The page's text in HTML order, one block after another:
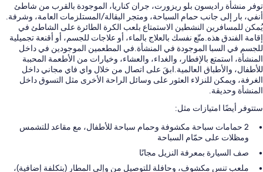
توفر منشأة راديسون بلو ريزورت، جران كناريا، الموجودة بالقرب من شاطئ
أنفي، بار إلى جانب حمام السباحة، ومتجر البقالة/المستلزمات العامة، وشرفة.
يُمكن للمسافرين النشطين الاستمتاع بلعب الكرة الطائرة على الشاطئ في
إقامة الفندق هذه.متّع نفسك بالعلاج بالماء، أو علاجات للجسم، أو أقنعة تجميلية
للجسم في السبا الموجودة في المنشأة.في المطعمين الموجودين في داخل
المنشأة، استمتع بالإفطار، والغداء، والعشاء، وخيارات من الأطعمة المحببة
للأطفال، والأطباق العالمية.ابقَ على اتصال من خلال واي فاي مجاني داخل
الغرفة، ويمكن للنزلاء العثور على وسائل الراحة الأخرى مثل التسوق داخل
المنشأة وحديقة.
ستتوفر أيضًا امتيازات مثل:
2 حمامات سباحة مكشوفة وحمام سباحة للأطفال، مع مقاعد للتشمس
ومظلات على حمّام السباحة
صف السيارة بمعرفة النزيل مجانًا
ملعب تنس مكشوف، وحافلة للتوصيل من وإلى المطار (بتكلفة إضافية)،